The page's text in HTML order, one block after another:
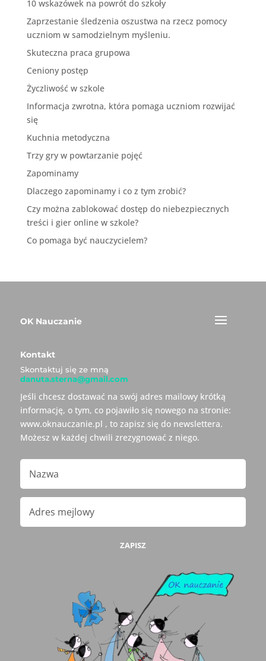
10 wskazówek na powrót do szkoły
Zaprzestanie śledzenia oszustwa na rzecz pomocy
uczniom w samodzielnym myśleniu.
Skuteczna praca grupowa
Ceniony postęp
Życzliwość w szkole
Informacja zwrotna, która pomaga uczniom rozwijać
się
Kuchnia metodyczna
Trzy gry w powtarzanie pojęć
Zapominamy
Dlaczego zapominamy i co z tym zrobić?
Czy można zablokować dostęp do niebezpiecznych
treści i gier online w szkole?
Co pomaga być nauczycielem?
OK Nauczanie
Kontakt
Skontaktuj się ze mną
danuta.sterna@gmail.com
Jeśli chcesz dostawać na swój adres mailowy krótką
informację, o tym, co pojawiło się nowego na stronie:
www.oknauczanie.pl , to zapisz się do newslettera.
Możesz w każdej chwili zrezygnować z niego.
ZAPISZ